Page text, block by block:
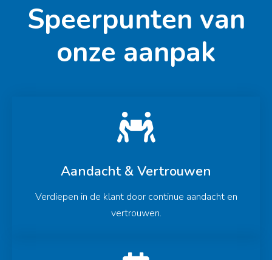
Speerpunten van
onze aanpak
Aandacht & Vertrouwen
Verdiepen in de klant door continue aandacht en
vertrouwen.